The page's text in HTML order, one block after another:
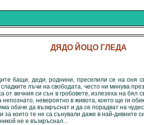
ДЯДО ЙОЦО ГЛЕДА
бащи, деди, роднини, преселили се на оня
лъчи на свободата, често ни минува
от вечния си сън в гробовете, излезеха на бял
невероятно в живота, което ще ги
да възкръснат и да се порадват на
за които те не са сънували даже в най-дивните
не е възкръснал...